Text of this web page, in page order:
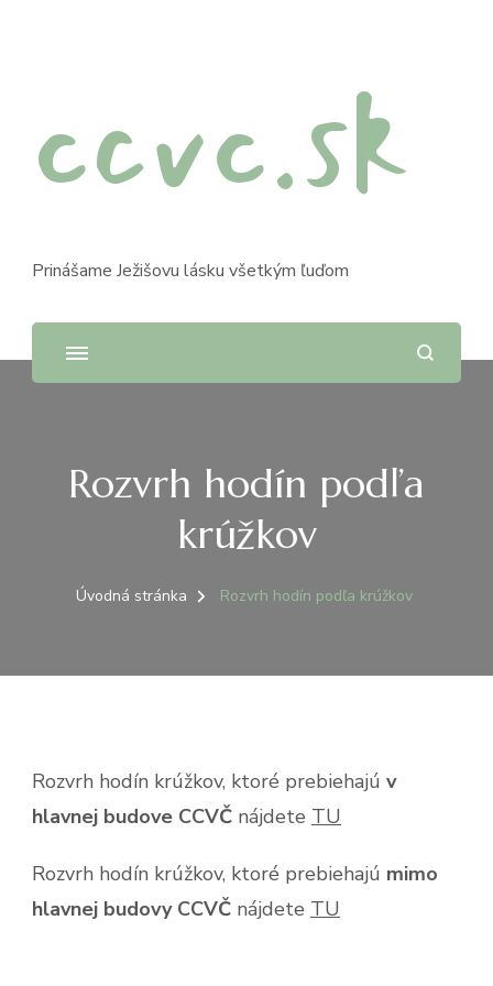
ccvc.sk
Prinášame Ježišovu lásku všetkým ľuďom
Rozvrh hodín podľa
krúžkov
Úvodná stránka Rozvrh hodín podľa krúžkov
Rozvrh hodín krúžkov, ktoré prebiehajú v
hlavnej budove CCVČ nájdete TU
Rozvrh hodín krúžkov, ktoré prebiehajú mimo
hlavnej budovy CCVČ nájdete TU